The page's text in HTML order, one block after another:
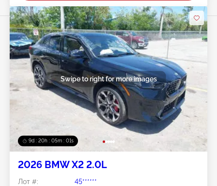
9d : 20h : 04m : 59s
Swipe to right for more images
2026 BMW X2 2.0L
Лот #:
45******